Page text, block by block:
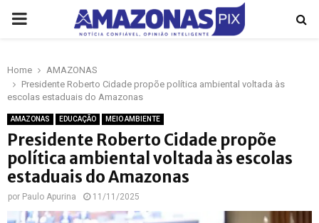
PRIMARY
Home
AMAZONAS
Presidente Roberto Cidade propõe política ambiental voltada às
escolas estaduais do Amazonas
AMAZONAS EDUCAÇÃO MEIO AMBIENTE
Presidente Roberto Cidade propõe
política ambiental voltada às escolas
estaduais do Amazonas
por Paulo Apurina 11/11/2025